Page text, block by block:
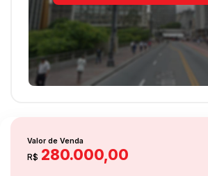
R$ 280.000,00
Valor de Venda